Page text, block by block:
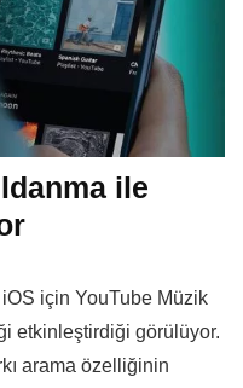
ile
iOS için YouTube Müzik
etkinleştirdiği görülüyor.
arama özelliğinin